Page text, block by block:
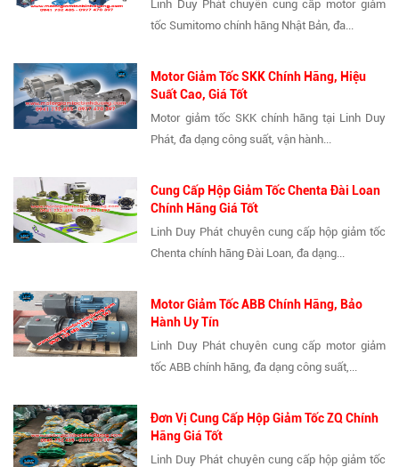
Linh Duy Phát chuyên cung cấp motor giảm
tốc Sumitomo chính hãng Nhật Bản, đa...
Motor Giảm Tốc SKK Chính Hãng, Hiệu
Suất Cao, Giá Tốt
Motor giảm tốc SKK chính hãng tại Linh Duy
Phát, đa dạng công suất, vận hành...
Cung Cấp Hộp Giảm Tốc Chenta Đài Loan
Chính Hãng Giá Tốt
Linh Duy Phát chuyên cung cấp hộp giảm tốc
Chenta chính hãng Đài Loan, đa dạng...
Motor Giảm Tốc ABB Chính Hãng, Bảo
Hành Uy Tín
Linh Duy Phát chuyên cung cấp motor giảm
tốc ABB chính hãng, đa dạng công suất,...
Đơn Vị Cung Cấp Hộp Giảm Tốc ZQ Chính
Hãng Giá Tốt
Linh Duy Phát chuyên cung cấp hộp giảm tốc